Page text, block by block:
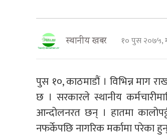
स्थानीय खबर १० पुस २०७५,
पुस १०, काठमाडौं । विभिन्न माग
छ । सरकारले स्थानीय
आन्दोलनरत छन् । हातमा
नफर्केपछि नागरिक मर्कामा परेका